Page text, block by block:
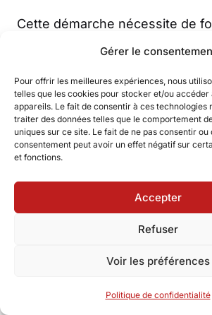
Gérer le
Pour offrir les meilleures expériences, nous
telles que les cookies pour stocker et/ou
appareils. Le fait de consentir à ces technologies
traiter des données telles que le comportement
uniques sur ce site. Le fait de ne pas consentir
consentement peut avoir un effet négatif sur
et fonctions.
Accepter
Refuser
Voir les préférences
Politique de confidentialité
Cette démarche nécessite de
rapidement à sa banque tous
preuves de la persistance de la
échanges avec le
Les établissements bancaires
éléments pour déterminer si la
augmente considérablement les
d’obtenir gain de cause.